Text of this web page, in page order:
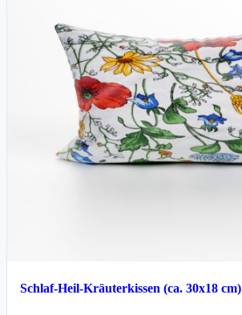
Schlaf-Heil-Kräuterkissen (ca. 30x18 cm)